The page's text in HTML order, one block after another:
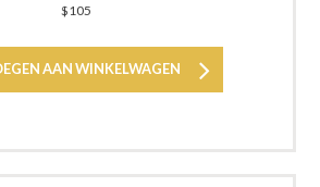
$105
AAN WINKELWAGEN